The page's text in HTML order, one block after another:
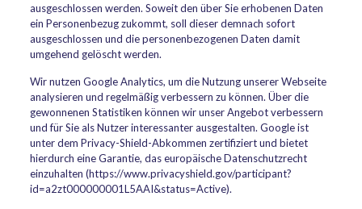
ausgeschlossen werden. Soweit den über Sie erhobenen Daten
ein Personenbezug zukommt, soll dieser demnach sofort
ausgeschlossen und die personenbezogenen Daten damit
umgehend gelöscht werden.
Wir nutzen Google Analytics, um die Nutzung unserer Webseite
analysieren und regelmäßig verbessern zu können. Über die
gewonnenen Statistiken können wir unser Angebot verbessern
und für Sie als Nutzer interessanter ausgestalten. Google ist
unter dem Privacy-Shield-Abkommen zertifiziert und bietet
hierdurch eine Garantie, das europäische Datenschutzrecht
einzuhalten (https://www.privacyshield.gov/participant?
id=a2zt000000001L5AAI&status=Active).